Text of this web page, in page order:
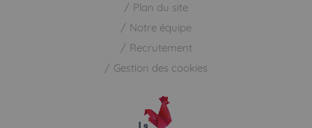
Plan du site
Notre équipe
Recrutement
Gestion des cookies